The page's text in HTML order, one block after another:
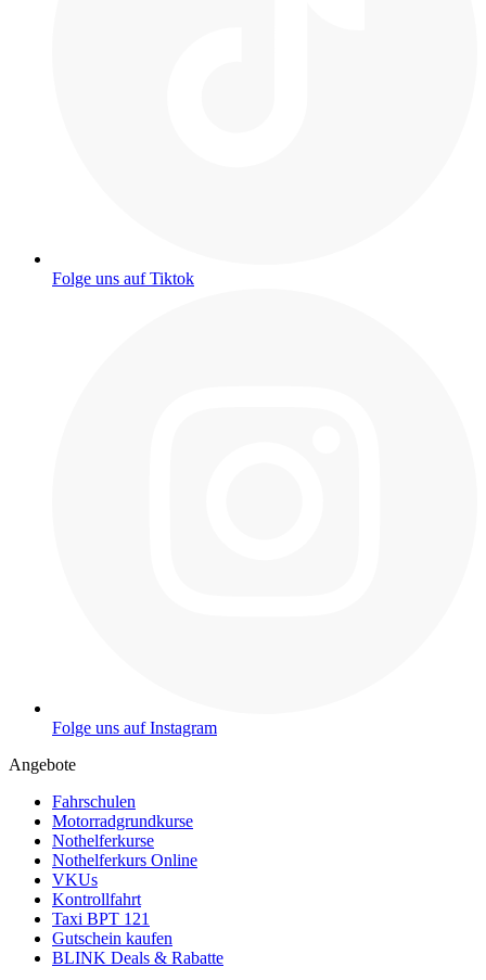
Folge uns auf Tiktok
Folge uns auf Instagram
Angebote
Fahrschulen
Motorradgrundkurse
Nothelferkurse
Nothelferkurs Online
VKUs
Kontrollfahrt
Taxi BPT 121
Gutschein kaufen
BLINK Deals & Rabatte